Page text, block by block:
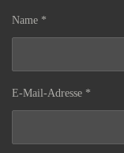
Name *
E-Mail-Adresse *